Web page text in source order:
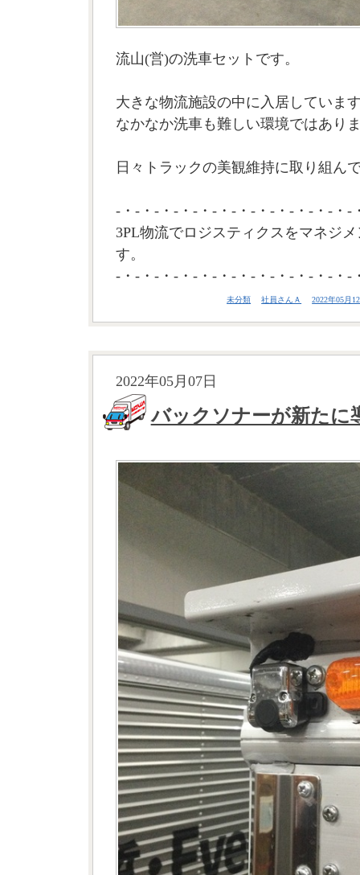
流山(営)の洗車セットです。
大きな物流施設の中に入居していま
なかなか洗車も難しい環境ではあり
日々トラックの美観維持に取り組ん
-・-・-・-・-・-・-・-・-・-・-・-・-
3PL物流でロジスティクスをマネジ
す。
-・-・-・-・-・-・-・-・-・-・-・-・-
未分類 社員さんＡ 2022年05月
2022年05月07日
バックソナーが新たに